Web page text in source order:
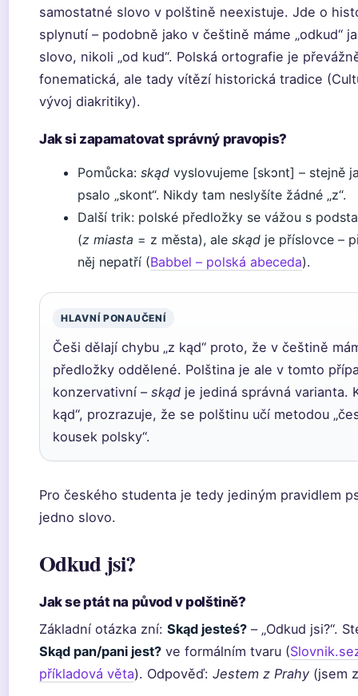
samostatné slovo v polštině neexistuje. Jde o
splynutí – podobně jako v češtině máme „odkud“
slovo, nikoli „od kud“. Polská ortografie je
fonematická, ale tady vítězí historická tradice
vývoj diakritiky).
Jak si zapamatovat správný pravopis?
Pomůcka: skąd vyslovujeme [skɔnt] – stejně
psalo „skont“. Nikdy tam neslyšíte žádné „z“.
Další trik: polské předložky se vážou s
(z miasta = z města), ale skąd je příslovce –
něj nepatří (Babbel – polská abeceda).
HLAVNÍ PONAUČENÍ
Češi dělají chybu „z kąd“ proto, že v češtině
předložky oddělené. Polština je ale v tomto
konzervativní – skąd je jediná správná varianta.
kąd“, prozrazuje, že se polštinu učí metodou
kousek polsky“.
Pro českého studenta je tedy jediným pravidlem
jedno slovo.
Odkud jsi?
Jak se ptát na původ v polštině?
Základní otázka zní: Skąd jesteś? – „Odkud jsi?“.
Skąd pan/pani jest? ve formálním tvaru (
příkladová věta). Odpověď: Jestem z Prahy (jsem